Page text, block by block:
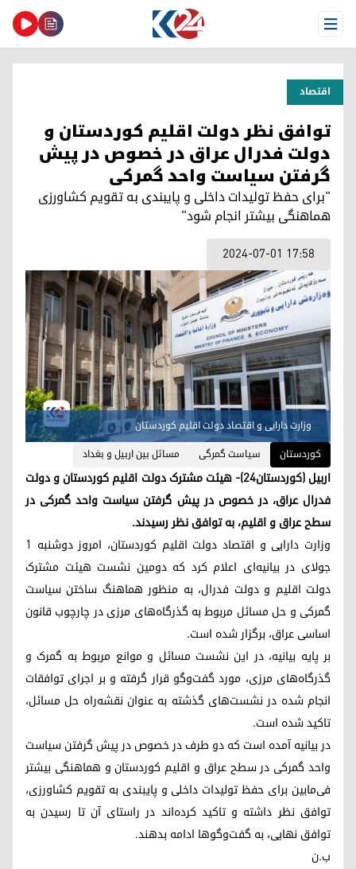
Open Menu
اقتصاد
توافق نظر دولت اقلیم کوردستان و
دولت فدرال عراق در خصوص در پیش
گرفتن سیاست واحد گمرکی
"برای حفظ تولیدات داخلی و پایبندی به تقویم کشاورزی
هماهنگی بیشتر انجام شود"
2024-07-01 17:58
وزارت دارایی و اقتصاد دولت اقلیم کوردستان
کوردستان
سیاست گمرگی مسائل بین اربیل و بغداد
اربیل (کوردستان٢٤)- هیئت مشترک دولت اقلیم کوردستان و دولت
فدرال عراق، در خصوص در پیش گرفتن سیاست واحد گمرکی در
سطح عراق و اقلیم، به توافق نظر رسیدند.
وزارت دارایی و اقتصاد دولت اقلیم کوردستان، امروز دوشنبه ١
جولای در بیانیه‌ای اعلام کرد که دومین نشست هیئت مشترک
دولت اقلیم و دولت فدرال، به منظور هماهنگ ساختن سیاست
گمرکی و حل مسائل مربوط به گذرگاه‌های مرزی در چارچوب قانون
اساسی عراق، برگزار شده است.
بر پایه بیانیه، در این نشست مسائل و موانع مربوط به گمرک و
گذرگاه‌های مرزی، مورد گفت‌وگو قرار گرفته و بر اجرای توافقات
انجام شده در نشست‌های گذشته به عنوان نقشه‌راه حل مسائل،
تاکید شده است.
در بیانیه آمده است که دو طرف در خصوص در پیش گرفتن سیاست
واحد گمرکی در سطح عراق و اقلیم کوردستان و هماهنگی بیشتر
فی‌مابین برای حفظ تولیدات داخلی و پایبندی به تقویم کشاورزی،
توافق نظر داشته و تاکید کرده‌اند در راستای آن تا رسیدن به
توافق نهایی، به گفت‌وگوها ادامه بدهند.
ب.ن